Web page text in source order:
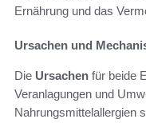
Ernährung und das
Ursachen und
Die Ursachen für beide
Veranlagungen und
Nahrungsmittelallergien